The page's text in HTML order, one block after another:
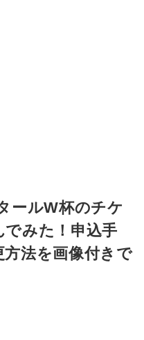
ールW杯のチケ
でみた！申込手
法を画像付きで